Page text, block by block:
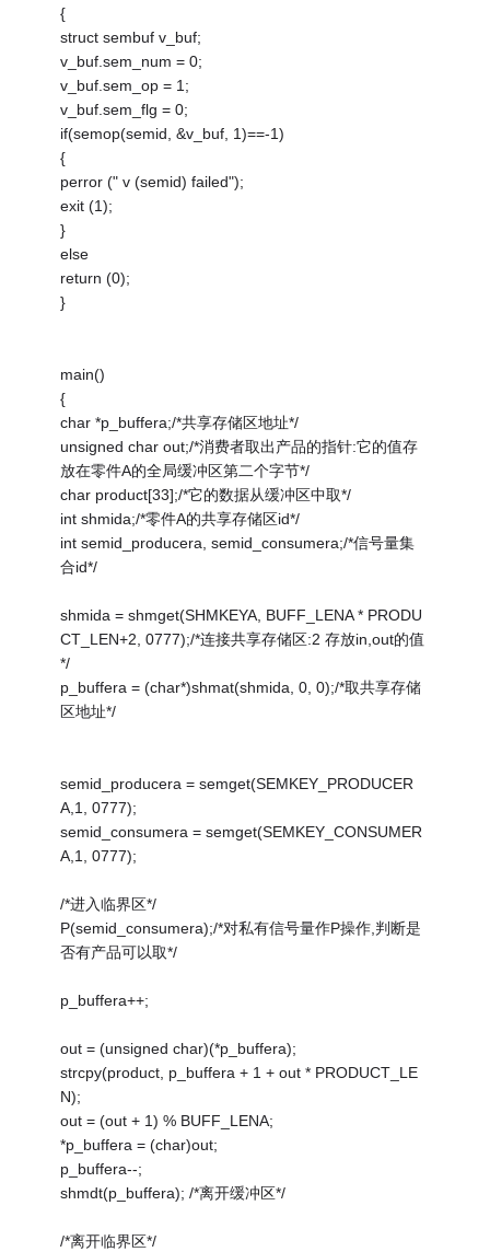
{
struct sembuf v_buf;
v_buf.sem_num = 0;
v_buf.sem_op = 1;
v_buf.sem_flg = 0;
if(semop(semid, &v_buf, 1)==-1)
{
perror (" v (semid) failed");
exit (1);
}
else
return (0);
}
main()
{
char *p_buffera;/*共享存储区地址*/
unsigned char out;/*消费者取出产品的指针:它的值存
放在零件A的全局缓冲区第二个字节*/
char product[33];/*它的数据从缓冲区中取*/
int shmida;/*零件A的共享存储区id*/
int semid_producera, semid_consumera;/*信号量集
合id*/
shmida = shmget(SHMKEYA, BUFF_LENA * PRODU
CT_LEN+2, 0777);/*连接共享存储区:2 存放in,out的值
*/
p_buffera = (char*)shmat(shmida, 0, 0);/*取共享存储
区地址*/
semid_producera = semget(SEMKEY_PRODUCER
A,1, 0777);
semid_consumera = semget(SEMKEY_CONSUMER
A,1, 0777);
/*进入临界区*/
P(semid_consumera);/*对私有信号量作P操作,判断是
否有产品可以取*/
p_buffera++;
out = (unsigned char)(*p_buffera);
strcpy(product, p_buffera + 1 + out * PRODUCT_LE
N);
out = (out + 1) % BUFF_LENA;
*p_buffera = (char)out;
p_buffera--;
shmdt(p_buffera); /*离开缓冲区*/
/*离开临界区*/